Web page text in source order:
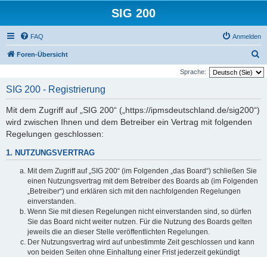
SIG 200
FAQ Anmelden
Foren-Übersicht
u
Sprache:
SIG 200 - Registrierung
Mit dem Zugriff auf „SIG 200“ („https://ipmsdeutschland.de/sig200“)
wird zwischen Ihnen und dem Betreiber ein Vertrag mit folgenden
Regelungen geschlossen:
1. NUTZUNGSVERTRAG
Mit dem Zugriff auf „SIG 200“ (im Folgenden „das Board“) schließen Sie
einen Nutzungsvertrag mit dem Betreiber des Boards ab (im Folgenden
„Betreiber“) und erklären sich mit den nachfolgenden Regelungen
einverstanden.
Wenn Sie mit diesen Regelungen nicht einverstanden sind, so dürfen
Sie das Board nicht weiter nutzen. Für die Nutzung des Boards gelten
jeweils die an dieser Stelle veröffentlichten Regelungen.
Der Nutzungsvertrag wird auf unbestimmte Zeit geschlossen und kann
von beiden Seiten ohne Einhaltung einer Frist jederzeit gekündigt